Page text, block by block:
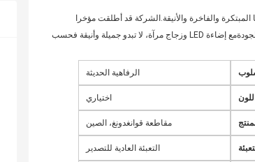
والفاخرة والأنيقة.الشركة قد أطلقت مؤخرا
مجموعة جديدة من أثاث غرفة النومالمفروشات مصنوعة من ألواح الألياف ذات الكثافة المتوسطة عالية الجودةمع إضاءة LED وزجاج مرآة، لا تبدو جميلة وأنيقة فحسب
الرفاهية الحديثة
اللون اختياري
مقاطعة قوانغدونغ، الصين
التعبئة العادية للتصدير